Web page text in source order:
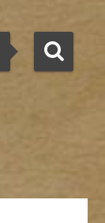
Zoeken